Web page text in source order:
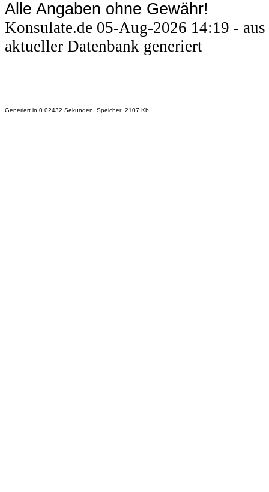
Alle Angaben ohne Gewähr!
Konsulate.de 05-Aug-2026 14:19 - aus
aktueller Datenbank generiert
Generiert in 0.02432 Sekunden. Speicher: 2107 Kb